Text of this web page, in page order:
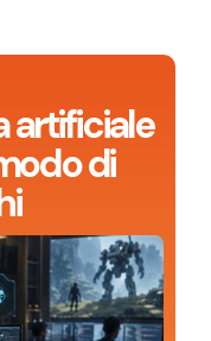
artificiale
di